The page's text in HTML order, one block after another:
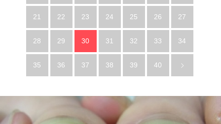
21 22 23 24 25 26 27
28 29 30 31 32 33 34
35 36 37 38 39 40